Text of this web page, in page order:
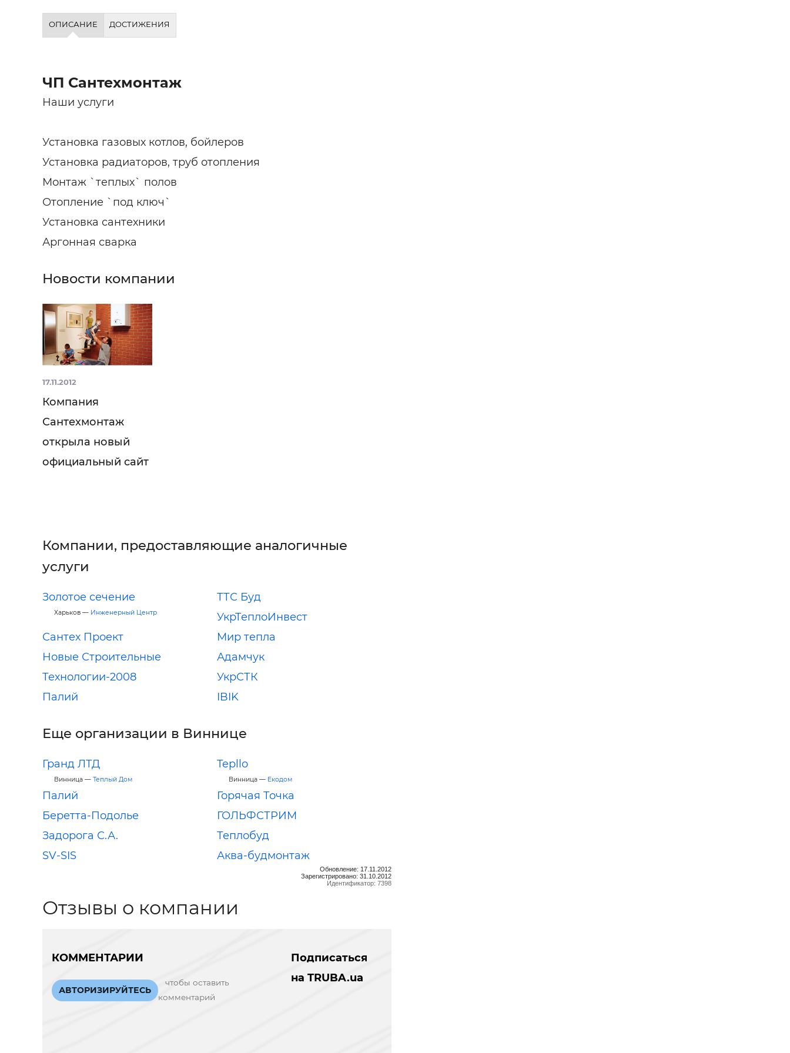
ОПИСАНИЕ ДОСТИЖЕНИЯ
ЧП Сантехмонтаж
Наши услуги
Установка газовых котлов, бойлеров
Установка радиаторов, труб отопления
Монтаж `теплых` полов
Отопление `под ключ`
Установка сантехники
Аргонная сварка
Новости компании
17.11.2012
Компания
Сантехмонтаж
открыла новый
официальный сайт
Компании, предоставляющие аналогичные
услуги
Золотое сечение
Харьков — Инженерный Центр
ТТС Буд
УкрТеплоИнвест
Сантех Проект
Мир тепла
Новые Строительные
Технологии-2008
Адамчук
УкрСТК
Палий
IBIK
Еще организации в Виннице
Гранд ЛТД
Винница — Теплый Дом
Tepllo
Винница — Екодом
Палий
Горячая Точка
Беретта-Подолье
ГОЛЬФСТРИМ
Задорога С.А.
Теплобуд
SV-SIS
Аква-будмонтаж
Обновление: 17.11.2012
Зарегистрировано: 31.10.2012
Идентификатор: 7398
Отзывы о компании
КОММЕНТАРИИ
АВТОРИЗИРУЙТЕСЬ
чтобы оставить
комментарий
Подписаться
на TRUBA.ua